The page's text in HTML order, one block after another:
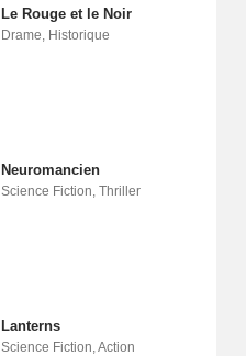
Le Rouge et le Noir
Drame Historique
Neuromancien
Science Fiction Thriller
Lanterns
Science Fiction Action